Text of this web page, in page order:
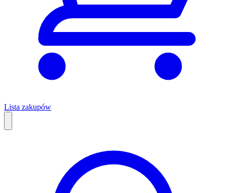
Lista zakupów